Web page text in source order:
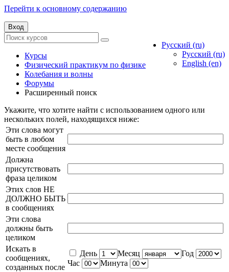
Перейти к основному содержанию
Вход
Русский ‎(ru)‎
Русский ‎(ru)‎
English ‎(en)‎
Курсы
Физический практикум по физике
Колебания и волны
Форумы
Расширенный поиск
Укажите, что хотите найти с использованием одного или
нескольких полей, находящихся ниже:
Эти слова могут
быть в любом
месте сообщения
Должна
присутствовать
фраза целиком
Этих слов НЕ
ДОЛЖНО БЫТЬ
в сообщениях
Эти слова
должны быть
целиком
Искать в
сообщениях,
созданных после
День Месяц
Год
Час
Минута